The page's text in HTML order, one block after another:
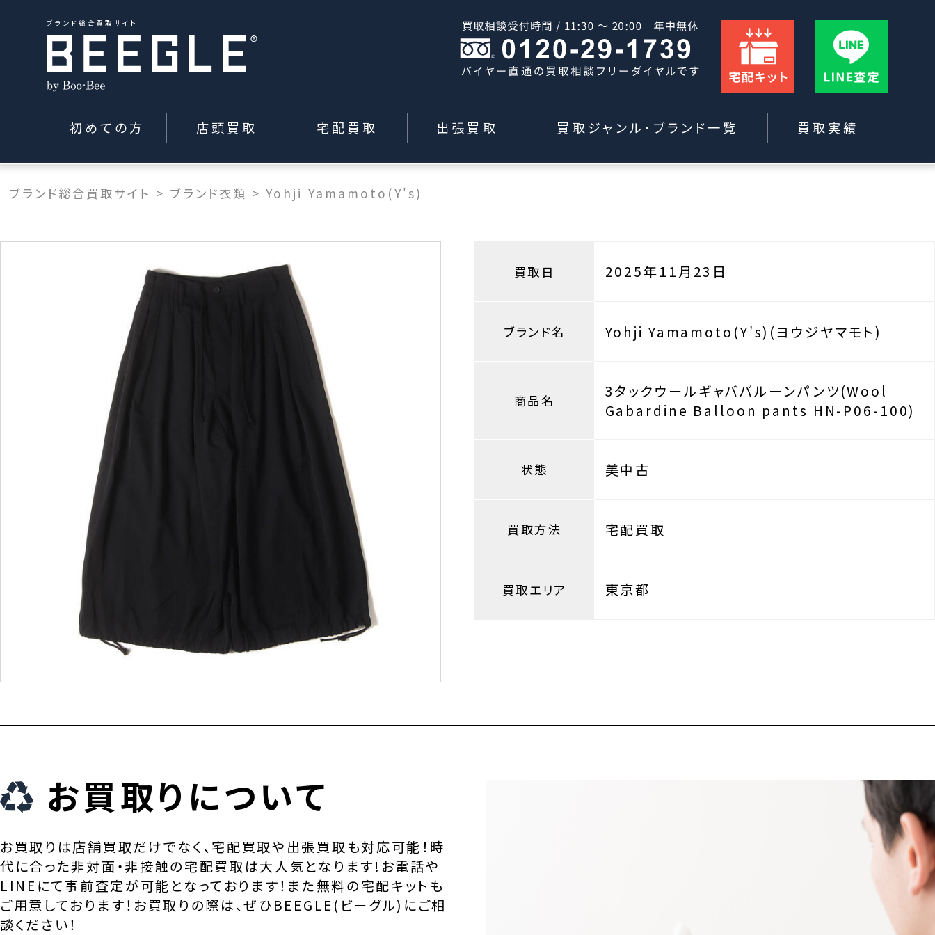
ブランド総合買取サイト
初めての方 店頭買取 宅配買取 出張買取 買取ジャンル・ブランド一覧 買取実績
ブランド総合買取サイト > ブランド衣類 >Yohji Yamamoto(Y's)
買取日 2025年11月23日
ブランド名 Yohji Yamamoto(Y's)(ヨウジヤマモト)
商品名
3タックウールギャババルーンパンツ(Wool
Gabardine Balloon pants HN-P06-100)
状態 美中古
買取方法 宅配買取
買取エリア 東京都
お買取りについて
お買取りは店舗買取だけでなく、宅配買取や出張買取も対応可能！時
代に合った非対面・非接触の宅配買取は大人気となります!お電話や
LINEにて事前査定が可能となっております！また無料の宅配キットも
ご用意しております！お買取りの際は、ぜひBEEGLE(ビーグル)にご相
談ください！